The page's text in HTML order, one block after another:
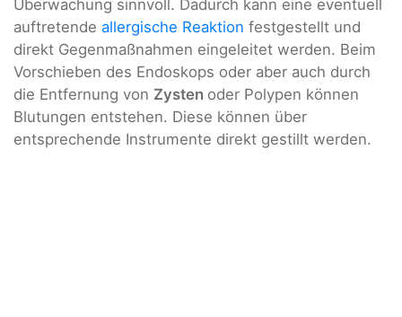
Überwachung sinnvoll. Dadurch kann eine eventuell
auftretende allergische Reaktion festgestellt und
direkt Gegenmaßnahmen eingeleitet werden. Beim
Vorschieben des Endoskops oder aber auch durch
die Entfernung von Zysten oder Polypen können
Blutungen entstehen. Diese können über
entsprechende Instrumente direkt gestillt werden.